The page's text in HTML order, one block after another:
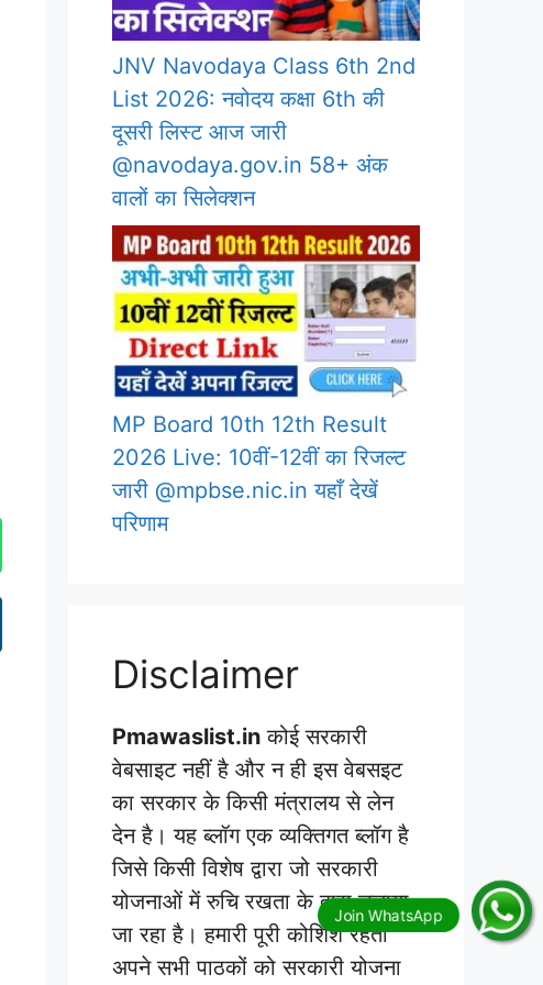
JNV Navodaya Class 6th 2nd
List 2026: नवोदय कक्षा 6th की
दूसरी लिस्ट आज जारी
@navodaya.gov.in 58+ अंक
वालों का सिलेक्शन
MP Board 10th 12th Result
2026 Live: 10वीं-12वीं का रिजल्ट
जारी @mpbse.nic.in यहाँ देखें
परिणाम
Disclaimer
Pmawaslist.in कोई सरकारी
वेबसाइट नहीं है और न ही इस वेबसइट
का सरकार के किसी मंत्रालय से लेन
देन है। यह ब्लॉग एक व्यक्तिगत ब्लॉग है
जिसे किसी विशेष द्वारा जो सरकारी
योजनाओं में रुचि रखता के द्वारा चलाया
जा रहा है। हमारी पूरी कोशिश रहती
अपने सभी पाठकों को सरकारी योजना